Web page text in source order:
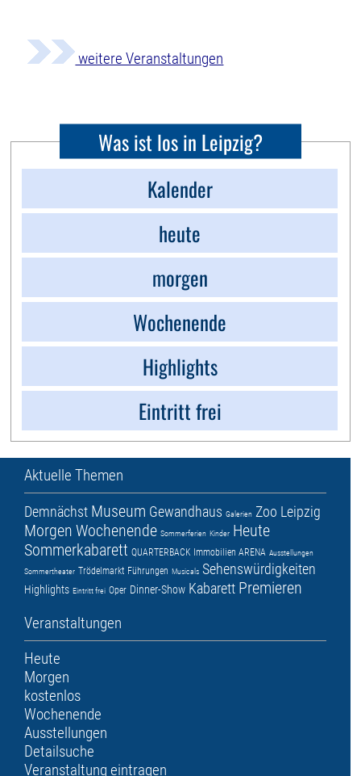
weitere Veranstaltungen
Was ist los in Leipzig?
Kalender
heute
morgen
Wochenende
Highlights
Eintritt frei
Aktuelle Themen
Demnächst Museum Gewandhaus Galerien Zoo Leipzig
Morgen Wochenende Sommerferien Kinder Heute
Sommerkabarett QUARTERBACK Immobilien ARENA Ausstellungen
Sommertheater Trödelmarkt Führungen Musicals Sehenswürdigkeiten
Highlights Eintritt frei Oper Dinner-Show Kabarett Premieren
Veranstaltungen
Heute
Morgen
kostenlos
Wochenende
Ausstellungen
Detailsuche
Veranstaltung eintragen